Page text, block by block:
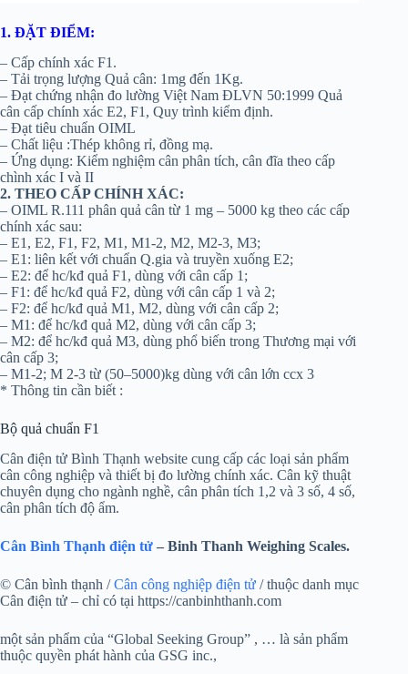
1. ĐẶT ĐIỂM:
– Cấp chính xác F1.
– Tải trọng lượng Quả cân: 1mg đến 1Kg.
– Đạt chứng nhận đo lường Việt Nam ĐLVN 50:1999 Quả
cân cấp chính xác E2, F1, Quy trình kiểm định.
– Đạt tiêu chuẩn OIML
– Chất liệu :Thép không rỉ, đồng mạ.
– Ứng dụng: Kiểm nghiệm cân phân tích, cân đĩa theo cấp
chình xác I và II
2. THEO CẤP CHÍNH XÁC:
– OIML R.111 phân quả cân từ 1 mg – 5000 kg theo các cấp
chính xác sau:
– E1, E2, F1, F2, M1, M1-2, M2, M2-3, M3;
– E1: liên kết với chuẩn Q.gia và truyền xuống E2;
– E2: để hc/kđ quả F1, dùng với cân cấp 1;
– F1: để hc/kđ quả F2, dùng với cân cấp 1 và 2;
– F2: để hc/kđ quả M1, M2, dùng với cân cấp 2;
– M1: để hc/kđ quả M2, dùng với cân cấp 3;
– M2: để hc/kđ quả M3, dùng phổ biến trong Thương mại với
cân cấp 3;
– M1-2; M 2-3 từ (50–5000)kg dùng với cân lớn ccx 3
* Thông tin cần biết :
Bộ quả chuẩn F1
Cân điện tử Bình Thạnh website cung cấp các loại sản phẩm
cân công nghiệp và thiết bị đo lường chính xác. Cân kỹ thuật
chuyên dụng cho ngành nghề, cân phân tích 1,2 và 3 số, 4 số,
cân phân tích độ ẩm.
Cân Bình Thạnh điện tử – Binh Thanh Weighing Scales.
© Cân bình thạnh /Cân công nghiệp điện tử / thuộc danh mục
Cân điện tử – chỉ có tại https://canbinhthanh.com
một sản phẩm của “Global Seeking Group” , … là sản phẩm
thuộc quyền phát hành của GSG inc.,